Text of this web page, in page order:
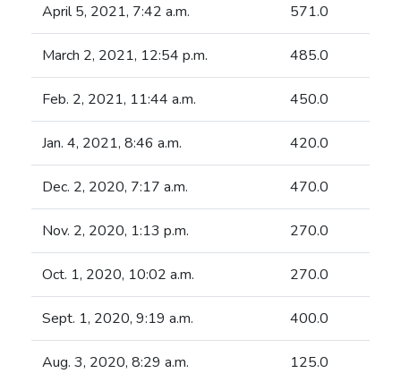
April 5, 2021, 7:42 a.m. 571.0
March 2, 2021, 12:54 p.m. 485.0
Feb. 2, 2021, 11:44 a.m. 450.0
Jan. 4, 2021, 8:46 a.m. 420.0
Dec. 2, 2020, 7:17 a.m. 470.0
Nov. 2, 2020, 1:13 p.m. 270.0
Oct. 1, 2020, 10:02 a.m. 270.0
Sept. 1, 2020, 9:19 a.m. 400.0
Aug. 3, 2020, 8:29 a.m. 125.0